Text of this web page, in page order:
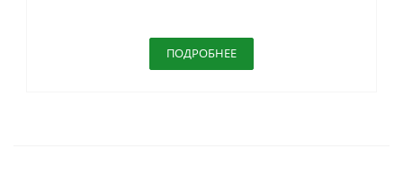
ПОДРОБНЕЕ